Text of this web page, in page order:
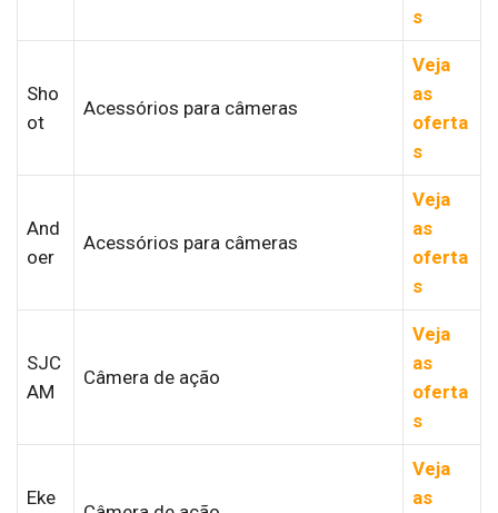
s
Sho
ot
Acessórios para câmeras
Veja
as
oferta
s
And
oer
Acessórios para câmeras
Veja
as
oferta
s
SJC
AM
Câmera de ação
Veja
as
oferta
s
Eke
Veja
as